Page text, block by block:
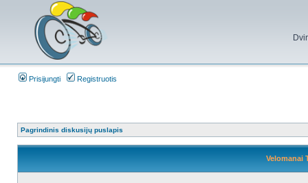
Prisijungti Registruotis
Pagrindinis diskusijų puslapis
Velomanai